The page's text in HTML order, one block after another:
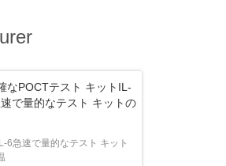
なPOCTテスト キットIL-
で量的なテスト キットの
6急速で量的なテスト キット